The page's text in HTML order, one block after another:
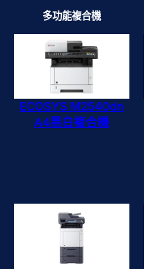
多功能複合機
ECOSYS M2540dn
A4黑白複合機